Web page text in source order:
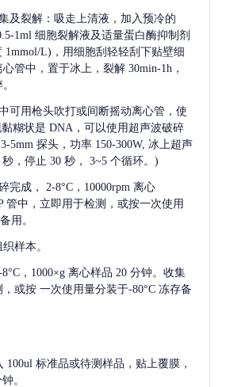
及裂解：吸走上清液，加入预冷的
1ml 细胞裂解液及适量蛋白酶抑制剂
1mmol/L)，用细胞刮轻轻刮下贴壁细
管中，置于冰上，裂解 30min-1h，
可用枪头吹打或间断摇动离心管，使
黏糊状是 DNA，可以使用超声波破碎
5mm 探头，功率 150-300W, 冰上超声
，停止 30 秒， 3~5 个循环。)
完成，
2-8°C，10000rpm 离心
管中，立即用于检测，或按一次使用
用。
样本。
8°C，1000×g 离心样品 20 分钟。收集
，或按 一次使用量分装于-80°C 冻存备
100ul 标准品或待测样品，贴上覆膜，
。